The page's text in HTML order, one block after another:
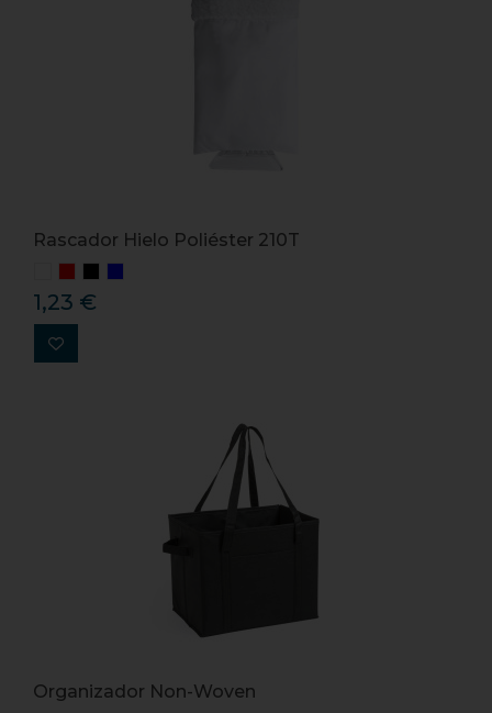
Rascador Hielo Poliéster 210T
1,23 €
Organizador Non-Woven